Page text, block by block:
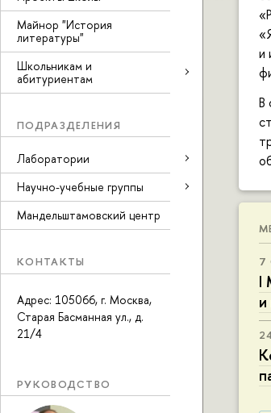
Майнор "История
литературы"
Школьникам и
абитуриентам
ПОДРАЗДЕЛЕНИЯ
Лаборатории
Научно-учебные группы
Мандельштамовский центр
КОНТАКТЫ
Адрес: 105066, г. Москва,
Старая Басманная ул., д.
21/4
РУКОВОДСТВО
и
В
7
I
и